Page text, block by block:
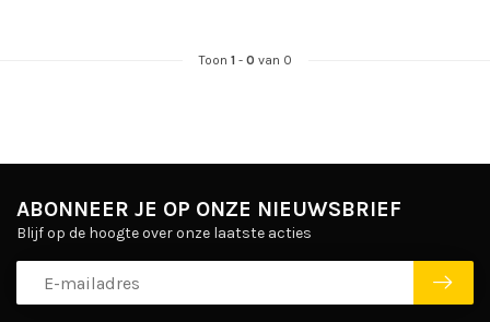
Toon 1- 0 van 0
ABONNEER JE OP ONZE NIEUWSBRIEF
Blijf op de hoogte over onze laatste acties